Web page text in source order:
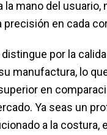
la mano del usuario,
precisión en cada
por la
manufactura, lo
en
Ya seas un
a la costura,